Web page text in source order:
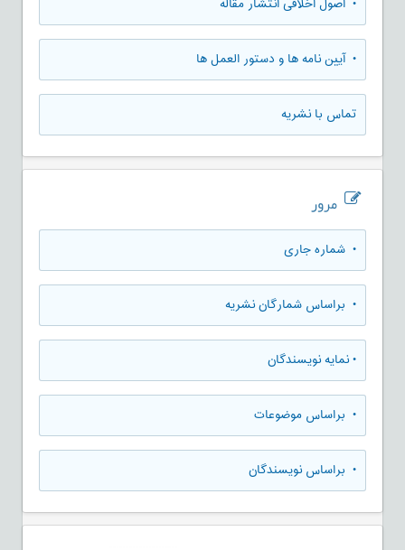
• اصول اخلاقی انتشار مقاله
• آیین نامه ها و دستور العمل ها
تماس با نشریه
مرور
• شماره جاری
• براساس شمارگان نشریه
•نمایه نویسندگان
• براساس موضوعات
• براساس نویسندگان